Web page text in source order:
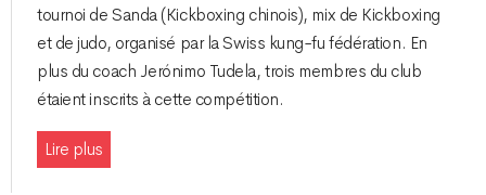
tournoi de Sanda (Kickboxing chinois), mix de Kickboxing
et de judo, organisé par la Swiss kung-fu fédération. En
plus du coach Jerónimo Tudela, trois membres du club
étaient inscrits à cette compétition.
Lire plus